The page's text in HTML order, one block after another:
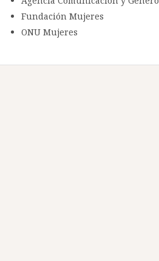
Fundación Mujeres
ONU Mujeres